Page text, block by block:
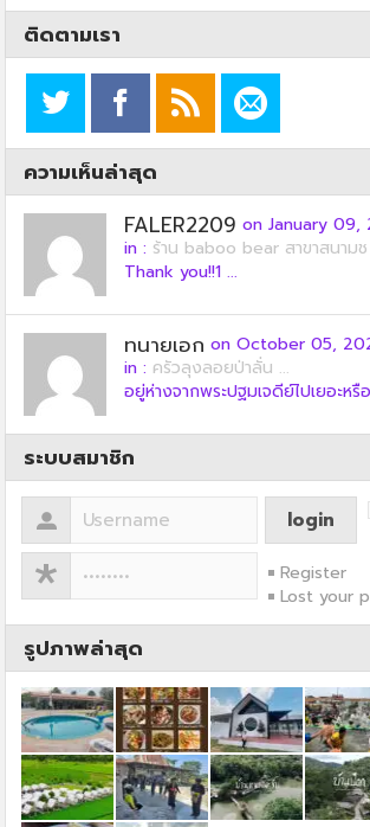
ติดตามเรา
ความเห็นล่าสุด
FALER2209 on January 09,
in : ร้าน baboo bear สาขาสนามช
Thank you!!1 ...
ทนายเอก on October 05,
in : ครัวลุงลอยป่าลั่น ...
อยู่ห่างจากพระปฐมเจดีย์ไปเยอะหรื
ระบบสมาชิก
Register
Lost your
รูปภาพล่าสุด